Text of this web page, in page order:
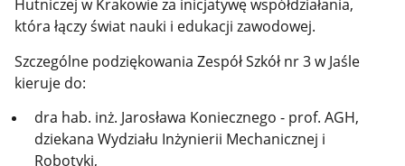
Hutniczej w Krakowieza inicjatywę współdziałania,
która łączy świat nauki i edukacji zawodowej.
Szczególne podziękowania Zespół Szkół nr 3 w Jaśle
kieruje do:
dra hab. inż. Jarosława Koniecznego - prof. AGH,
dziekana Wydziału Inżynierii Mechanicznej i
Robotyki,